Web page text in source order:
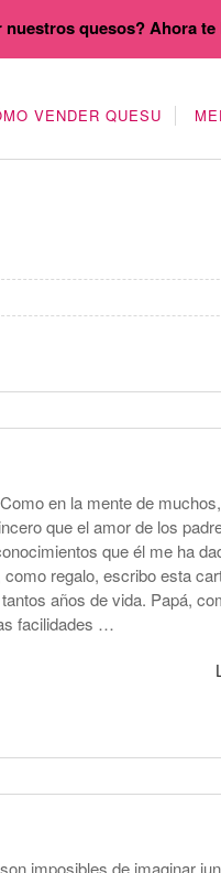
VENDER QUESU
en la mente de
que el amor de los
que él me ha
regalo, escribo esta
años de vida. Papá,
facilidades …
imposibles de imaginar
quesos? Ahora te